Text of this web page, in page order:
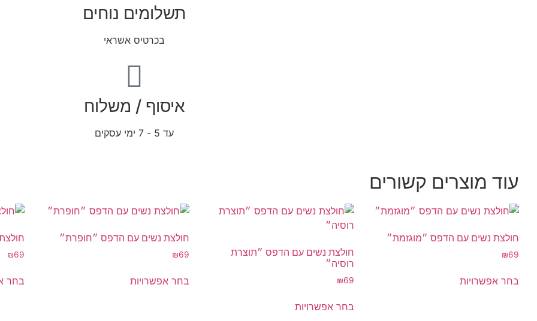
תשלומים נוחים
בכרטיס אשראי
איסוף / משלוח
עד 5 - 7 ימי עסקים
עוד מוצרים קשורים
חולצת נשים עם הדפס ״מוגזמת״
₪69
בחר אפשרויות
חולצת נשים עם הדפס ״תוצרת
רוסיה״
₪69
בחר אפשרויות
חולצת נשים עם הדפס ״חופרת״
₪69
בחר אפשרויות
₪69
בחר